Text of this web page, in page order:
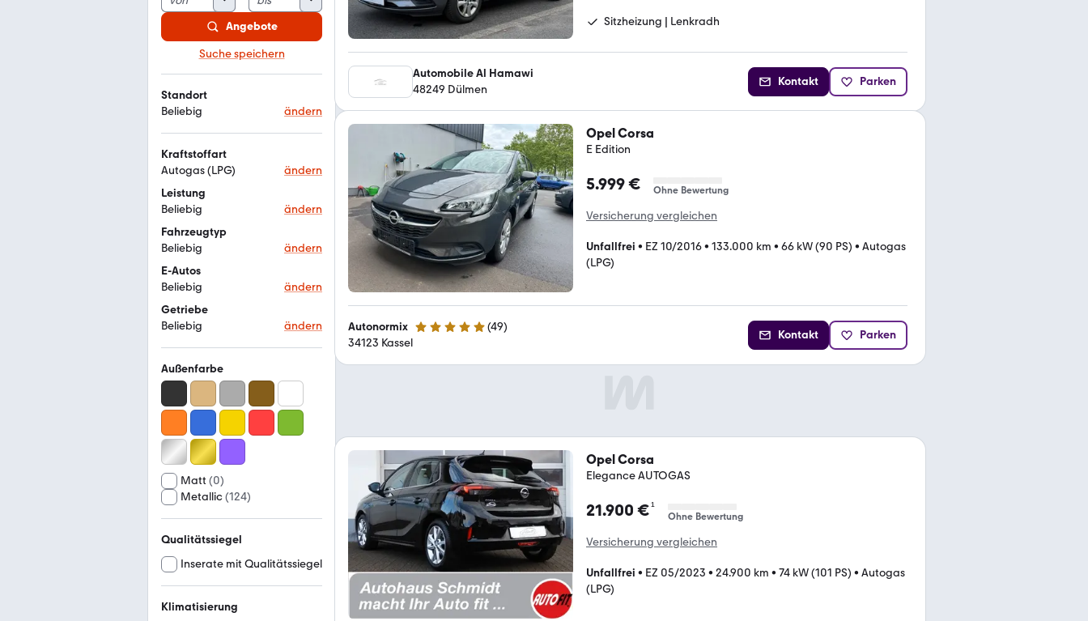
Angebote
Suche speichern
Standort
Beliebig
ändern
Kraftstoffart
Autogas (LPG)
ändern
Leistung
Beliebig
ändern
Fahrzeugtyp
Beliebig
ändern
E-Autos
Beliebig
ändern
Getriebe
Beliebig
ändern
Außenfarbe
Matt (0)
Metallic(124)
Qualitätssiegel
Inserate mit Qualitätssiegel
Klimatisierung
Sitzheizung | Lenkradh
Automobile Al Hamawi
48249 Dülmen
Kontakt Parken
Opel Corsa
E Edition
5.999 € Ohne Bewertung
Versicherung vergleichen
Unfallfrei • EZ 10/2016• 133.000 km • 66 kW (90 PS) • Autogas
(LPG)
Autonormix 5 Sterne (49)
34123 Kassel
Kontakt Parken
Opel Corsa
Elegance AUTOGAS
21.900 €¹
Ohne Bewertung
Versicherung vergleichen
Unfallfrei • EZ 05/2023 • 24.900 km • 74 kW (101 PS) • Autogas
(LPG)